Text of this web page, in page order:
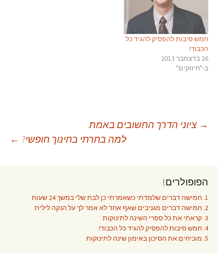
חמש סיבות להפסיק להגיד כל
הכבוד!
26 בדצמבר 2013
ב-"חיזוקים"
ניווט
→ ציוני הדרך החשובים באמת
למה בחרתי בחינוך חופשי? ←
הפופולרים!
1. חמישה דברים שלמדתי כשאמרתי כן לבת שלי במשך 24 שעות
2. חמישה דברים מגניבים שאף אחד לא אמר לך על הנקה לילית
3. קראתי את כל ספרי השינה לתינוקות
4. חמש סיבות להפסיק להגיד כל הכבוד!
5. מוכיחים את הסיכון באימון שינה לתינוקות